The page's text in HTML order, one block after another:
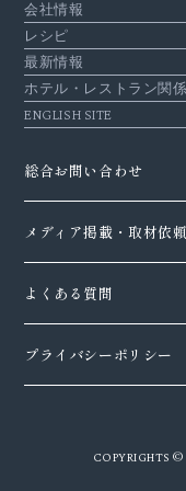
会社情報
レシピ
最新情報
ホテル・レストラン関
ENGLISH SITE
総合お問い合わせ
メディア掲載・取材依
よくある質問
プライバシーポリシー
COPYRIGHTS ©